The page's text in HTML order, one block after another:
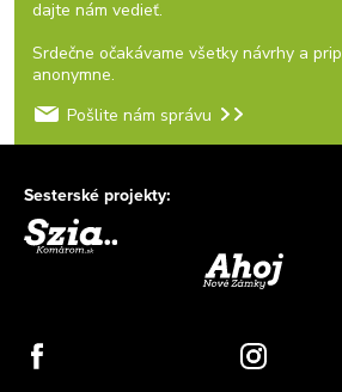
dajte nám vedieť.
Srdečne očakávame všetky návrhy a
anonymne.
Pošlite nám správu
Sesterské projekty: